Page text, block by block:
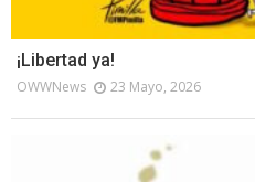
¡Libertad ya!
OWWNews 23 Mayo, 2026